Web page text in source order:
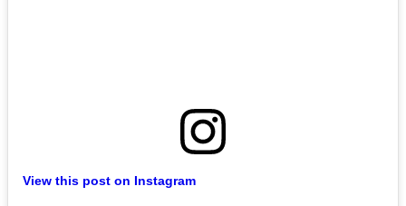
View this post on Instagram